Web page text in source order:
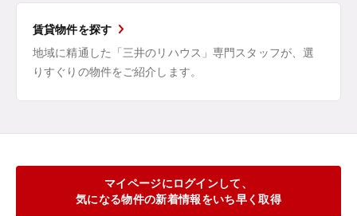
賃貸物件を探す
地域に精通した「三井のリハウス」専門スタッフが、選
りすぐりの物件をご紹介します。
マイページにログインして、
気になる物件の新着情報をいち早く取得